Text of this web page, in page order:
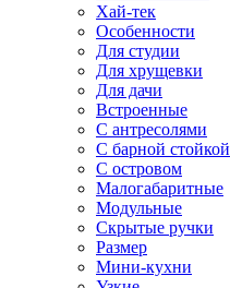
Хай-тек
Особенности
Для студии
Для хрущевки
Для дачи
Встроенные
С антресолями
С барной стойкой
С островом
Малогабаритные
Модульные
Скрытые ручки
Размер
Мини-кухни